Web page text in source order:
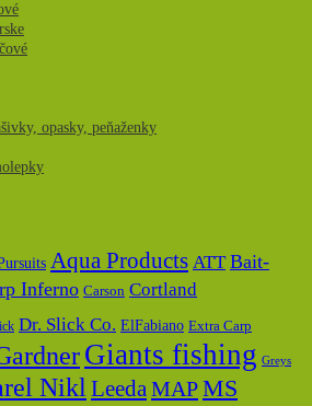
opasky, peňaženky
Aqua Products ATT Bait-
Inferno Carson Cortland
Dr. Slick Co. ElFabiano Extra Carp
Giants fishing Greys
Nikl Leeda MAPMS